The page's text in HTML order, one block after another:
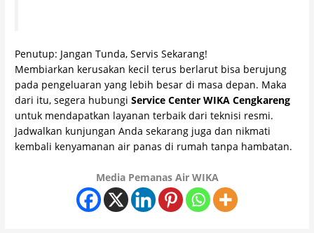
Penutup: Jangan Tunda, Servis Sekarang!
Membiarkan kerusakan kecil terus berlarut bisa berujung
pada pengeluaran yang lebih besar di masa depan. Maka
dari itu, segera hubungiService Center WIKA Cengkareng
untuk mendapatkan layanan terbaik dari teknisi resmi.
Jadwalkan kunjungan Anda sekarang juga dan nikmati
kembali kenyamanan air panas di rumah tanpa hambatan.
Media Pemanas Air WIKA